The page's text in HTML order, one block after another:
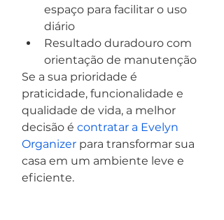
espaço para facilitar o uso
diário
Resultado duradouro com
orientação de manutenção
Se a sua prioridade é
praticidade, funcionalidade e
qualidade de vida, a melhor
decisão é contratar a Evelyn
Organizer para transformar sua
casa em um ambiente leve e
eficiente.